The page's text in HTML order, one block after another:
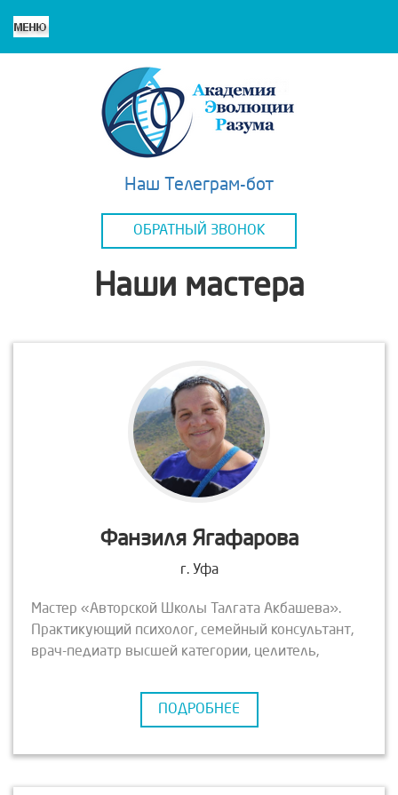
Наш Телеграм-бот
ОБРАТНЫЙ ЗВОНОК
Наши мастера
Фанзиля Ягафарова
г. Уфа
Мастер «Авторской Школы Талгата Акбашева».
Практикующий психолог, семейный консультант,
врач-педиатр высшей категории, целитель,
беременности, послеродовое восстановление.
Эксперт по снятию стрессов, саморегуляции и
ПОДРОБНЕЕ